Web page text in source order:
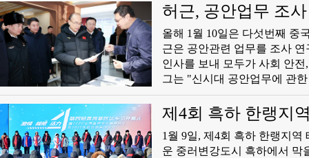
를 점검한 후 허근은 현장 사
한 의견과 제안을 경청하고
이후 중국이 다시 개최하는
심으로 하는 당중앙이 흑룡강
지대자’를 마음에 새기며 정
를 단호히 잘 개최하고 중국
시하며 3억명의 빙설스포츠
지적했다.
허근, 공안업무 조
문안 전달
올해 1월 10일은 다섯번째 중
근은 공안관련 업무를 조사
인사를 보내 모두가 사회 안
그는 "신시대 공안업무에 관
한 훈사정신을 철저히 관철하
전 안정 수호, 발전 촉진에 총
은 수준의 평안 룡강을 건설
주어야 한다"고 강조했다.
제4회 흑하 한랭지
2025년도 첫 경기
1월 ​9일, 제4회 흑하 한랭지역
운 중러변강도시 흑하에서 막을 열렸다. 이번 테스트운전축제는 중공 흑하